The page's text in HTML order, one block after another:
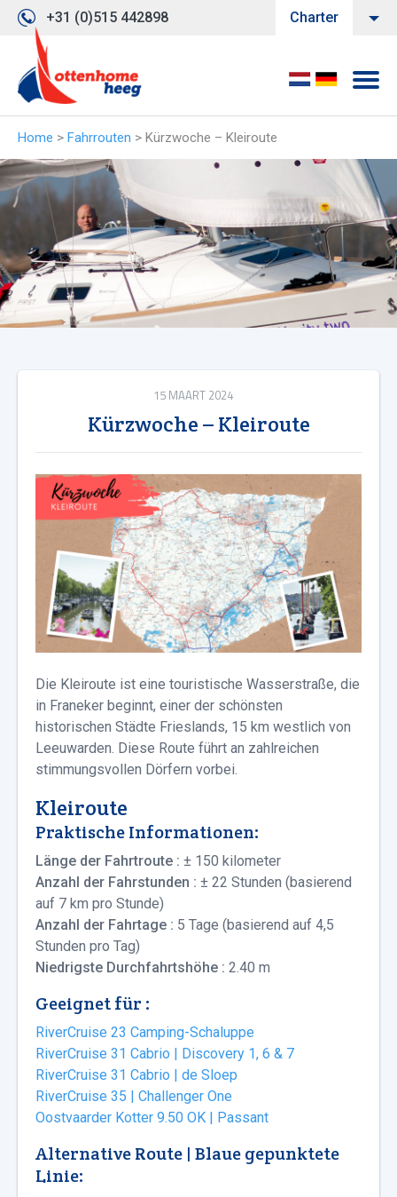
+31 (0)515 442898 Charter
Home > Fahrrouten > Kürzwoche – Kleiroute
15 MAART 2024
Kürzwoche – Kleiroute
Die Kleiroute ist eine touristische Wasserstraße, die
in Franeker beginnt, einer der schönsten
historischen Städte Frieslands, 15 km westlich von
Leeuwarden. Diese Route führt an zahlreichen
stimmungsvollen Dörfern vorbei.
Kleiroute
Praktische Informationen:
Länge der Fahrtroute : ± 150 kilometer
Anzahl der Fahrstunden : ± 22 Stunden (basierend
auf 7 km pro Stunde)
Anzahl der Fahrtage : 5 Tage (basierend auf 4,5
Stunden pro Tag)
Niedrigste Durchfahrtshöhe : 2.40 m
Geeignet für :
RiverCruise 23 Camping-Schaluppe
RiverCruise 31 Cabrio | Discovery 1, 6 & 7
RiverCruise 31 Cabrio | de Sloep
RiverCruise 35 | Challenger One
Oostvaarder Kotter 9.50 OK | Passant
Alternative Route | Blaue gepunktete
Linie: